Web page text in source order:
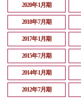
2020年1月期
2018年7月期
2017年1月期
2015年7月期
2014年1月期
2012年7月期